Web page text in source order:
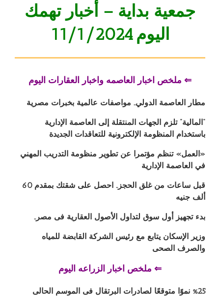
جمعية بداية – أخبار تهمك
اليوم 11/1/2024
⇐ ملخص اخبار العاصمه واخبار العقارات اليوم
مطار العاصمة الدولي.. مواصفات عالمية بخبرات مصرية
“المالية” تلزم الجهات المنتقلة إلى العاصمة الإدارية
باستخدام المنظومة الإلكترونية للتعاقدات الجديدة
«العمل» تنظم مؤتمرا عن تطوير منظومة التدريب المهني
في العاصمة الإدارية
قبل ساعات من غلق الحجز.. احصل على شقتك بمقدم 60
ألف جنيه
بدء تجهيز أول سوق لتداول الأصول العقارية فى مصر..
وزير الإسكان يتابع مع رئيس الشركة القابضة للمياه
والصرف الصحى
⇐ ملخص اخبار الزراعه اليوم
%25 نموًا متوقعًا لصادرات البرتقال فى الموسم الحالى